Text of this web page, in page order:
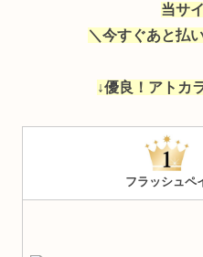
当サ
＼今すぐあと払
↓優良！アトカ
フラッシュペ